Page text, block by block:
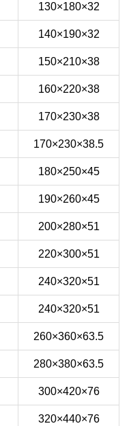
130×180×32
140×190×32
150×210×38
160×220×38
170×230×38
170×230×38.5
180×250×45
190×260×45
200×280×51
220×300×51
240×320×51
240×320×51
260×360×63.5
280×380×63.5
300×420×76
320×440×76